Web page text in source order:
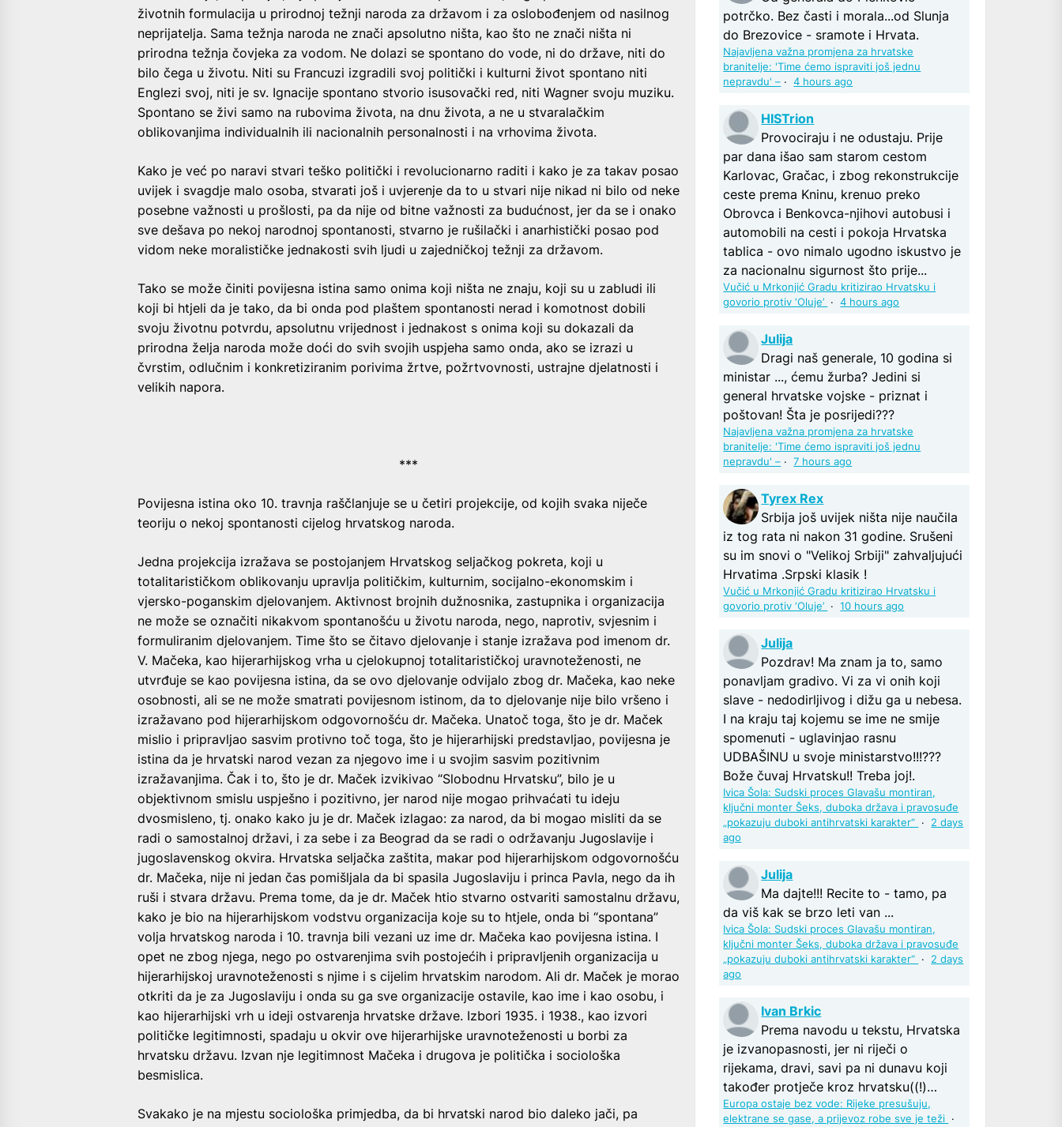
životnih formulacija u prirodnoj težnji naroda za državom i za oslobođenjem od nasilnog
neprijatelja. Sama težnja naroda ne znači apsolutno ništa, kao što ne znači ništa ni
prirodna težnja čovjeka za vodom. Ne dolazi se spontano do vode, ni do države, niti do
bilo čega u životu. Niti su Francuzi izgradili svoj politički i kulturni život spontano niti
Englezi svoj, niti je sv. Ignacije spontano stvorio isusovački red, niti Wagner svoju muziku.
Spontano se živi samo na rubovima života, na dnu života, a ne u stvaralačkim
oblikovanjima individualnih ili nacionalnih personalnosti i na vrhovima života.
Kako je već po naravi stvari teško politički i revolucionarno raditi i kako je za takav posao
uvijek i svagdje malo osoba, stvarati još i uvjerenje da to u stvari nije nikad ni bilo od neke
posebne važnosti u prošlosti, pa da nije od bitne važnosti za budućnost, jer da se i onako
sve dešava po nekoj narodnoj spontanosti, stvarno je rušilački i anarhistički posao pod
vidom neke moralističke jednakosti svih ljudi u zajedničkoj težnji za državom.
Tako se može činiti povijesna istina samo onima koji ništa ne znaju, koji su u zabludi ili
koji bi htjeli da je tako, da bi onda pod plaštem spontanosti nerad i komotnost dobili
svoju životnu potvrdu, apsolutnu vrijednost i jednakost s onima koji su dokazali da
prirodna želja naroda može doći do svih svojih uspjeha samo onda, ako se izrazi u
čvrstim, odlučnim i konkretiziranim porivima žrtve, požrtvovnosti, ustrajne djelatnosti i
velikih napora.
***
Povijesna istina oko 10. travnja raščlanjuje se u četiri projekcije, od kojih svaka niječe
teoriju o nekoj spontanosti cijelog hrvatskog naroda.
Jedna projekcija izražava se postojanjem Hrvatskog seljačkog pokreta, koji u
totalitarističkom oblikovanju upravlja političkim, kulturnim, socijalno-ekonomskim i
vjersko-poganskim djelovanjem. Aktivnost brojnih dužnosnika, zastupnika i organizacija
ne može se označiti nikakvom spontanošću u životu naroda, nego, naprotiv, svjesnim i
formuliranim djelovanjem. Time što se čitavo djelovanje i stanje izražava pod imenom dr.
V. Mačeka, kao hijerarhijskog vrha u cjelokupnoj totalitarističkoj uravnoteženosti, ne
utvrđuje se kao povijesna istina, da se ovo djelovanje odvijalo zbog dr. Mačeka, kao neke
osobnosti, ali se ne može smatrati povijesnom istinom, da to djelovanje nije bilo vršeno i
izražavano pod hijerarhijskom odgovornošću dr. Mačeka. Unatoč toga, što je dr. Maček
mislio i pripravljao sasvim protivno toč toga, što je hijerarhijski predstavljao, povijesna je
istina da je hrvatski narod vezan za njegovo ime i u svojim sasvim pozitivnim
izražavanjima. Čak i to, što je dr. Maček izvikivao “Slobodnu Hrvatsku”, bilo je u
objektivnom smislu uspješno i pozitivno, jer narod nije mogao prihvaćati tu ideju
dvosmisleno, tj. onako kako ju je dr. Maček izlagao: za narod, da bi mogao misliti da se
radi o samostalnoj državi, i za sebe i za Beograd da se radi o održavanju Jugoslavije i
jugoslavenskog okvira. Hrvatska seljačka zaštita, makar pod hijerarhijskom odgovornošću
dr. Mačeka, nije ni jedan čas pomišljala da bi spasila Jugoslaviju i princa Pavla, nego da ih
ruši i stvara državu. Prema tome, da je dr. Maček htio stvarno ostvariti samostalnu državu,
kako je bio na hijerarhijskom vodstvu organizacija koje su to htjele, onda bi “spontana”
volja hrvatskog naroda i 10. travnja bili vezani uz ime dr. Mačeka kao povijesna istina. I
opet ne zbog njega, nego po ostvarenjima svih postojećih i pripravljenih organizacija u
hijerarhijskoj uravnoteženosti s njime i s cijelim hrvatskim narodom. Ali dr. Maček je morao
otkriti da je za Jugoslaviju i onda su ga sve organizacije ostavile, kao ime i kao osobu, i
kao hijerarhijski vrh u ideji ostvarenja hrvatske države. Izbori 1935. i 1938., kao izvori
političke legitimnosti, spadaju u okvir ove hijerarhijske uravnoteženosti u borbi za
hrvatsku državu. Izvan nje legitimnost Mačeka i drugova je politička i sociološka
besmislica.
Svakako je na mjestu sociološka primjedba, da bi hrvatski narod bio daleko jači, pa
potrčko. Bez časti i morala...od Slunja
do Brezovice - sramote i Hrvata.
Najavljena važna promjena za hrvatske
branitelje: 'Time ćemo ispraviti još jednu
nepravdu' – ·4 hours ago
HISTrion
Provociraju i ne odustaju. Prije
par dana išao sam starom cestom
Karlovac, Gračac, i zbog rekonstrukcije
ceste prema Kninu, krenuo preko
Obrovca i Benkovca-njihovi autobusi i
automobili na cesti i pokoja Hrvatska
tablica - ovo nimalo ugodno iskustvo je
za nacionalnu sigurnost što prije...
Vučić u Mrkonjić Gradu kritizirao Hrvatsku i
govorio protiv ‘Oluje’ ·4 hours ago
Julija
Dragi naš generale, 10 godina si
ministar ..., ćemu žurba? Jedini si
general hrvatske vojske - priznat i
poštovan! Šta je posrijedi???
Najavljena važna promjena za hrvatske
branitelje: 'Time ćemo ispraviti još jednu
nepravdu' – ·7 hours ago
Tyrex Rex
Srbija još uvijek ništa nije naučila
iz tog rata ni nakon 31 godine. Srušeni
su im snovi o "Velikoj Srbiji" zahvaljujući
Hrvatima .Srpski klasik !
Vučić u Mrkonjić Gradu kritizirao Hrvatsku i
govorio protiv ‘Oluje’ ·10 hours ago
Julija
Pozdrav! Ma znam ja to, samo
ponavljam gradivo. Vi za vi onih koji
slave - nedodirljivog i dižu ga u nebesa.
I na kraju taj kojemu se ime ne smije
spomenuti - uglavinjao rasnu
UDBAŠINU u svoje ministarstvo!!!???
Bože čuvaj Hrvatsku!! Treba joj!.
Ivica Šola: Sudski proces Glavašu montiran,
ključni monter Šeks, duboka država i pravosuđe
„pokazuju duboki antihrvatski karakter“ · 2 days
ago
Julija
Ma dajte!!! Recite to - tamo, pa
da viš kak se brzo leti van ...
Ivica Šola: Sudski proces Glavašu montiran,
ključni monter Šeks, duboka država i pravosuđe
„pokazuju duboki antihrvatski karakter“ · 2 days
ago
Ivan Brkic
Prema navodu u tekstu, Hrvatska
je izvanopasnosti, jer ni riječi o
rijekama, dravi, savi pa ni dunavu koji
također protječe kroz hrvatsku((!)…
Europa ostaje bez vode: Rijeke presušuju,
elektrane se gase, a prijevoz robe sve je teži ·